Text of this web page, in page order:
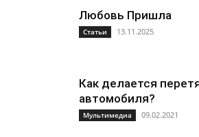
Любовь Пришла
Статьи 13.11.2025
Как делается
автомобиля?
Мультимедиа 09.02.2021